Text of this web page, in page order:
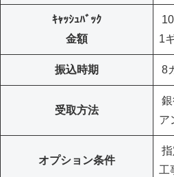
ｷｬｯｼｭﾊﾞｯｸ
金額
1
振込時期 8
受取方法
ア
オプション条件
工